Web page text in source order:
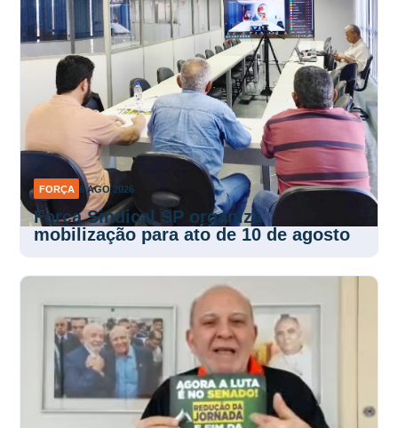
FORÇA 6 AGO 2026
Força Sindical SP organiza
mobilização para ato de 10 de agosto